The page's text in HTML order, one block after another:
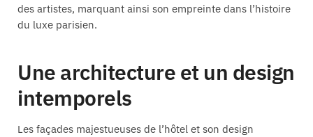
des artistes, marquant ainsi son empreinte dans l’histoire
du luxe parisien.
Une architecture et un design
intemporels
Les façades majestueuses de l’hôtel et son design